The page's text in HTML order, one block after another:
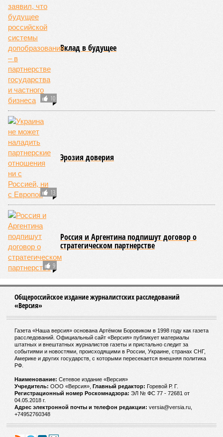
означает, что другие механизмы старения, такие как
потеря протеостаза, митохондриальная дисфункция или
эпигенетические изменения, вносят сопоставимый вклад
в ограничение продолжительности жизни».
Впрочем, исключение соматических мутаций в любом
случае сильно бы продлило человеческую жизнь. Но как
их исключить? Ведь всё это зависит от множества
вводных, от обычных ошибок при делении клеток до
стрессовых факторов, состояния окружающей среды и
воздействия вирусов. На этот вопрос ответа у учёных из
Сколкова нет. Во всяком случае, пока нет.
Кстати
Самым долгоживущим человеком на Земле остаётся
француженка Жанна Кальман, родившаяся 21 февраля
1875 года в Арле и там же скончавшаяся 4 августа
1997-го, – на момент смерти ей было 122 года и 164
дня.
Всю свою жизнь она прожила в родном городе, лишь к
110 годам решившись на переезд в дом престарелых La
Maison du Lac, где через 12 лет и умерла. Покидала
свою квартиру она без особого удовольствия, но
причина расставания с родной обителью была веской:
в ходе готовки женщина случайно устроила дома
Когда Жанне Кальман было 115 лет, она упала с
лестницы и сломала бедро и с тех пор передвигалась в
инвалидном кресле. Нейропсихолог Карен Ричи раз в
умственного состояния старушки: по словам
докторши, Кальман до самого конца сохраняла ясную
память и ум, рассказывая Ричи стихи из своего
детства и решая арифметические задачки.
Александр Кузьмин
Газета«Наша версия» №29 от 03.08.2026
Опубликовано:
04.08.2026 18:00
Воры без
разбора
Последние